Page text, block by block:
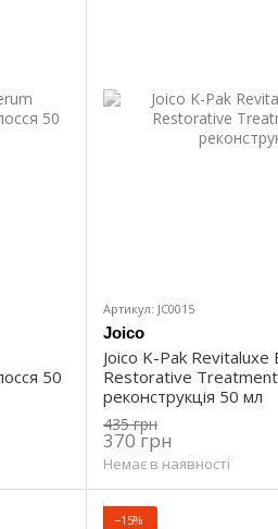
50
Артикул: JC0015
Joico
Joico K-Pak Revitaluxe
Restorative
реконструкція 50 мл
435 грн
370 грн
Немає в наявності
−15%